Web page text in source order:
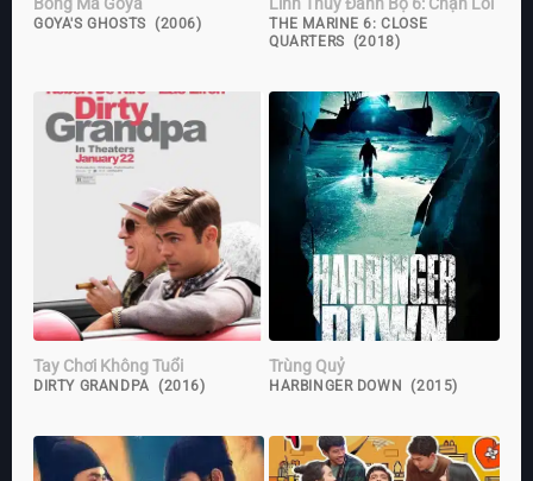
GOYA'S GHOSTS (2006)
THE MARINE 6: CLOSE
QUARTERS (2018)
Tay Chơi Không Tuổi
DIRTY GRANDPA (2016)
Trùng Quỷ
HARBINGER DOWN (2015)